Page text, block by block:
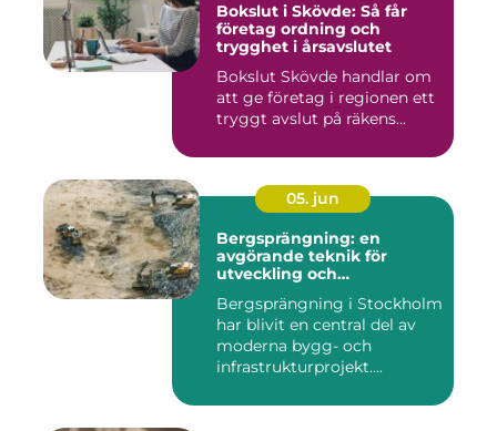
Bokslut i Skövde: Så får
företag ordning och
trygghet i årsavslutet
Bokslut Skövde handlar om
att ge företag i regionen ett
tryggt avslut på räkens...
05. jun
Bergsprängning: en
avgörande teknik för
utveckling och
Bergsprängning i Stockholm
har blivit en central del av
moderna bygg- och
infrastrukturprojekt....